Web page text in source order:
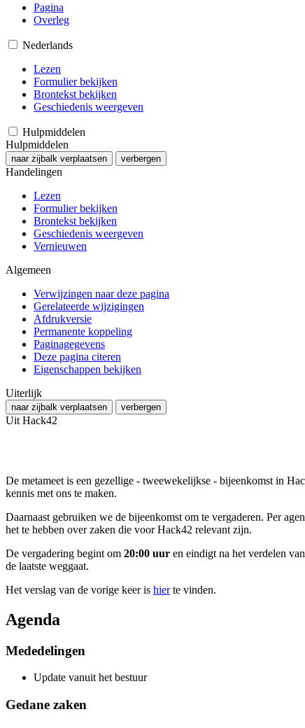
Pagina
Overleg
Nederlands
Lezen
Formulier bekijken
Brontekst bekijken
Geschiedenis weergeven
Hulpmiddelen
Hulpmiddelen
naar zijbalk verplaatsen verbergen
Handelingen
Lezen
Formulier bekijken
Brontekst bekijken
Geschiedenis weergeven
Vernieuwen
Algemeen
Verwijzingen naar deze pagina
Gerelateerde wijzigingen
Afdrukversie
Permanente koppeling
Paginagegevens
Deze pagina citeren
Eigenschappen bekijken
Uiterlijk
naar zijbalk verplaatsen verbergen
Uit Hack42
De metameet is een gezellige - tweewekelijkse - bijeenkomst in
kennis met ons te maken.
Daarnaast gebruiken we de bijeenkomst om te vergaderen. Per
het te hebben over zaken die voor Hack42 relevant zijn.
De vergadering begint om 20:00 uur en eindigt na het verdelen
de laatste weggaat.
Het verslag van de vorige keer is hierte vinden.
Agenda
Mededelingen
Update vanuit het bestuur
Gedane zaken